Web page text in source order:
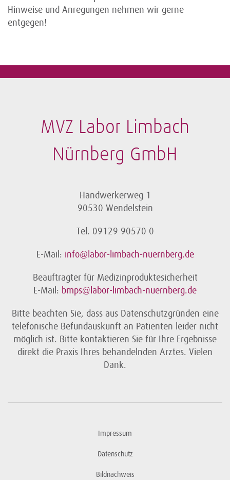
Hinweise und Anregungen nehmen wir gerne
entgegen!
MVZ Labor Limbach
Nürnberg GmbH
Handwerkerweg 1
90530 Wendelstein
Tel. 09129 90570 0
E-Mail: info@labor-limbach-nuernberg.de
Beauftragter für Medizinproduktesicherheit
E-Mail: bmps@labor-limbach-nuernberg.de
Bitte beachten Sie, dass aus Datenschutzgründen eine
telefonische Befundauskunft an Patienten leider nicht
möglich ist. Bitte kontaktieren Sie für Ihre Ergebnisse
direkt die Praxis Ihres behandelnden Arztes. Vielen
Dank.
Impressum
Datenschutz
Bildnachweis